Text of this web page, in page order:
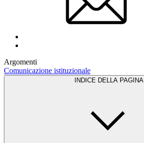
Argomenti
Comunicazione istituzionale
INDICE DELLA PAGINA